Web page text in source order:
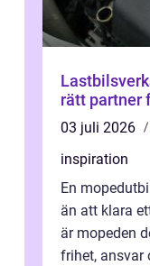
Lastbilsverkstad
rätt partner
03 juli 2026
inspiration
En
än att klara
är mopeden
frihet, ansvar